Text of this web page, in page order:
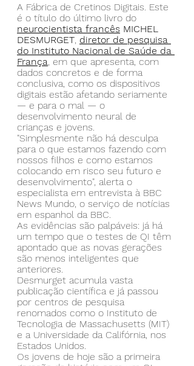
A Fábrica de Cretinos Digitais. Este
é o título do último livro do
neurocientista francês MICHEL
DESMURGET diretor de pesquisa
do Instituto Nacional de Saúde da
França , em que apresenta, com
dados concretos e de forma
conclusiva, como os dispositivos
digitais estão afetando seriamente
— e para o mal — o
desenvolvimento neural de
crianças e jovens.
"Simplesmente não há desculpa
para o que estamos fazendo com
nossos filhos e como estamos
colocando em risco seu futuro e
desenvolvimento", alerta o
especialista em entrevista à BBC
News Mundo, o serviço de notícias
em espanhol da BBC.
As evidências são palpáveis: já há
um tempo que o testes de QI têm
apontado que as novas gerações
são menos inteligentes que
anteriores.
Desmurget acumula vasta
publicação científica e já passou
por centros de pesquisa
renomados como o Instituto de
Tecnologia de Massachusetts (MIT)
e a Universidade da Califórnia, nos
Estados Unidos.
Os jovens de hoje são a primeira